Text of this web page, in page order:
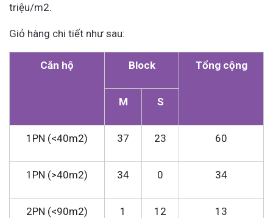
triệu/m2.
Giỏ hàng chi tiết như sau:
Căn hộ Block Tổng cộng
M S
1PN (<40m2) 37 23 60
1PN (>40m2) 34 0 34
2PN (<90m2) 1 12 13